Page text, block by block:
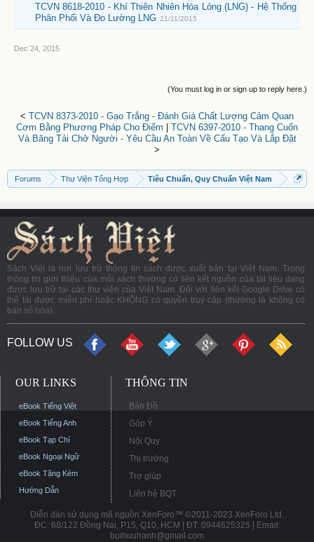
TCVN 8618-2010 - Khí Thiên Nhiên Hóa Lỏng (LNG) - Hệ Thống
Phân Phối Và Đo Lường LNG 21/11/2015
Dec 24, 2015
(You must log in or sign up to reply here.)
< TCVN 8373-2010 - Gạo Trắng - Đánh Giá Chất Lượng Cảm Quan
Cơm Bằng Phương Pháp Cho Điểm
TCVN 6397-2010 - Thang Cuốn
Và Băng Tải Chở Người - Yêu Cầu An Toàn Về Cấu Tạo Và Lắp Đặt
>
Forums Thư Viện Tổng Hợp Tiêu Chuẩn, Quy Chuẩn Việt Nam
Sách Việt là nơi lưu trữ thông tin sách được xuất bản tại Việt Nam. Trong
thông tin giới thiệu của mỗi sách thường có liên kết nguồn của tài liệu đang
được lưu trữ tại các thư viện của Việt Nam. Đối với liên kết Google Drive có
thể tải được miễn phí hoặc KHÔNG có quyền truy cập (thường là không có
bản số hóa).
FOLLOW US
OUR LINKS
eBook Tiếng Việt
eBook Tiếng Anh
eBook Tạp Chí
eBook Ngoại Ngữ
eBook Tặng Kèm
Hướng Dẫn
THÔNG TIN
Bản Đồ
Góp Ý
Nội Quy
Thị trường
Trợ giúp
Liên hệ BQT
Diễn đàn sử dụng mã nguồn XenForo™ ©2011-2023 XenForo Ltd.
ĐC: 68/122 Đồng Nai, P15, Q10, HCM | ĐT: 0944625325 | Email:
buihuuhanh@gmail.com